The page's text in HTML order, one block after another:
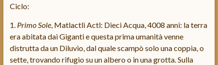
Ciclo:
1. Primo Sole, Matlactli Actl: Dieci Acqua, 4008 anni: la terra
era abitata dai Giganti e questa prima umanità venne
distrutta da un Diluvio, dal quale scampò solo una coppia, o
sette, trovando rifugio su un albero o in una grotta. Sulla